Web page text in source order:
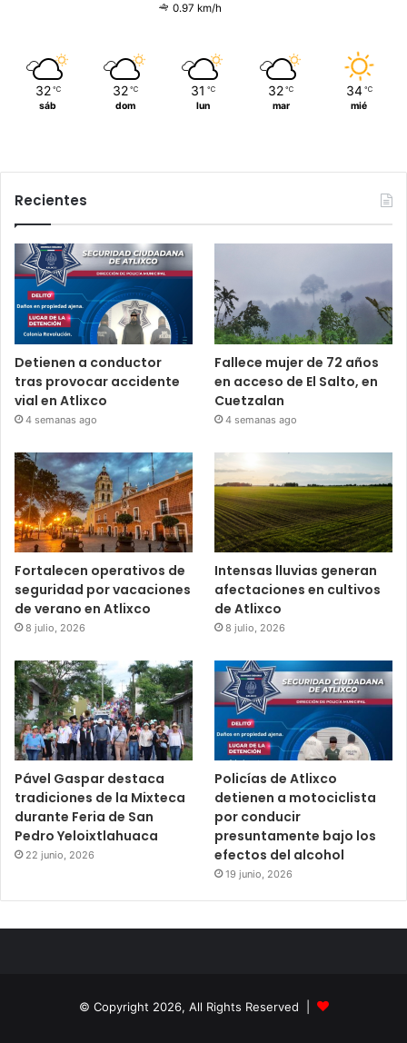
0.97 km/h
32 ℃
sáb
32 ℃
dom
31 ℃
lun
32 ℃
mar
34 ℃
mié
Recientes
Detienen a conductor
tras provocar accidente
vial en Atlixco
4 semanas ago
Fallece mujer de 72 años
en acceso de El Salto, en
Cuetzalan
4 semanas ago
Fortalecen operativos de
seguridad por vacaciones
de verano en Atlixco
8 julio, 2026
Intensas lluvias generan
afectaciones en cultivos
de Atlixco
8 julio, 2026
Pável Gaspar destaca
tradiciones de la Mixteca
durante Feria de San
Pedro Yeloixtlahuaca
22 junio, 2026
Policías de Atlixco
detienen a motociclista
por conducir
presuntamente bajo los
efectos del alcohol
19 junio, 2026
© Copyright 2026, All Rights Reserved |